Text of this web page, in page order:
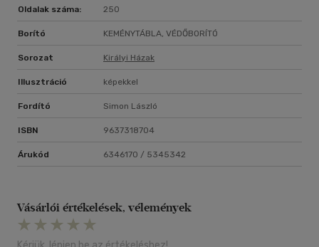
Oldalak száma: 250
Borító KEMÉNYTÁBLA, VÉDŐBORÍTÓ
Sorozat Királyi Házak
Illusztráció képekkel
Fordító Simon László
ISBN 9637318704
Árukód 6346170 / 5345342
Vásárlói értékelések, vélemények